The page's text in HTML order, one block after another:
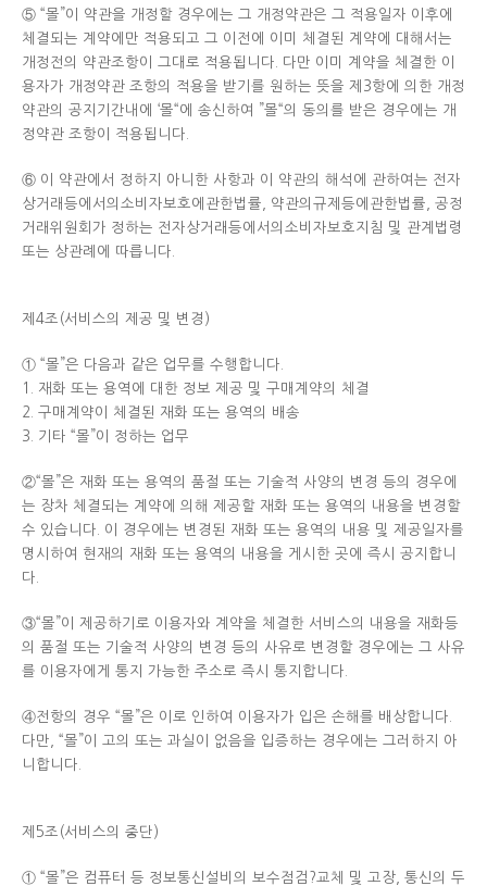
⑤ “몰”이 약관을 개정할 경우에는 그 개정약관은 그 적용일자 이후에
체결되는 계약에만 적용되고 그 이전에 이미 체결된 계약에 대해서는
개정전의 약관조항이 그대로 적용됩니다. 다만 이미 계약을 체결한 이
용자가 개정약관 조항의 적용을 받기를 원하는 뜻을 제3항에 의한 개정
약관의 공지기간내에 ‘몰“에 송신하여 ”몰“의 동의를 받은 경우에는 개
정약관 조항이 적용됩니다.
⑥ 이 약관에서 정하지 아니한 사항과 이 약관의 해석에 관하여는 전자
상거래등에서의소비자보호에관한법률, 약관의규제등에관한법률, 공정
거래위원회가 정하는 전자상거래등에서의소비자보호지침 및 관계법령
또는 상관례에 따릅니다.
제4조(서비스의 제공 및 변경)
① “몰”은 다음과 같은 업무를 수행합니다.
1. 재화 또는 용역에 대한 정보 제공 및 구매계약의 체결
2. 구매계약이 체결된 재화 또는 용역의 배송
3. 기타 “몰”이 정하는 업무
②“몰”은 재화 또는 용역의 품절 또는 기술적 사양의 변경 등의 경우에
는 장차 체결되는 계약에 의해 제공할 재화 또는 용역의 내용을 변경할
수 있습니다. 이 경우에는 변경된 재화 또는 용역의 내용 및 제공일자를
명시하여 현재의 재화 또는 용역의 내용을 게시한 곳에 즉시 공지합니
다.
③“몰”이 제공하기로 이용자와 계약을 체결한 서비스의 내용을 재화등
의 품절 또는 기술적 사양의 변경 등의 사유로 변경할 경우에는 그 사유
를 이용자에게 통지 가능한 주소로 즉시 통지합니다.
④전항의 경우 “몰”은 이로 인하여 이용자가 입은 손해를 배상합니다.
다만, “몰”이 고의 또는 과실이 없음을 입증하는 경우에는 그러하지 아
니합니다.
제5조(서비스의 중단)
① “몰”은 컴퓨터 등 정보통신설비의 보수점검?교체 및 고장, 통신의 두